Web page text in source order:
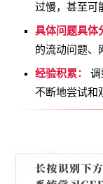
过慢，甚至可
具体问题具体
的流动问题、
经验积累：
调
不断地尝试和